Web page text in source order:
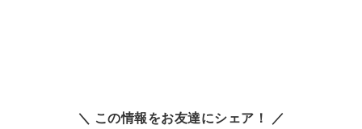
＼ この情報をお友達にシェア！ ／